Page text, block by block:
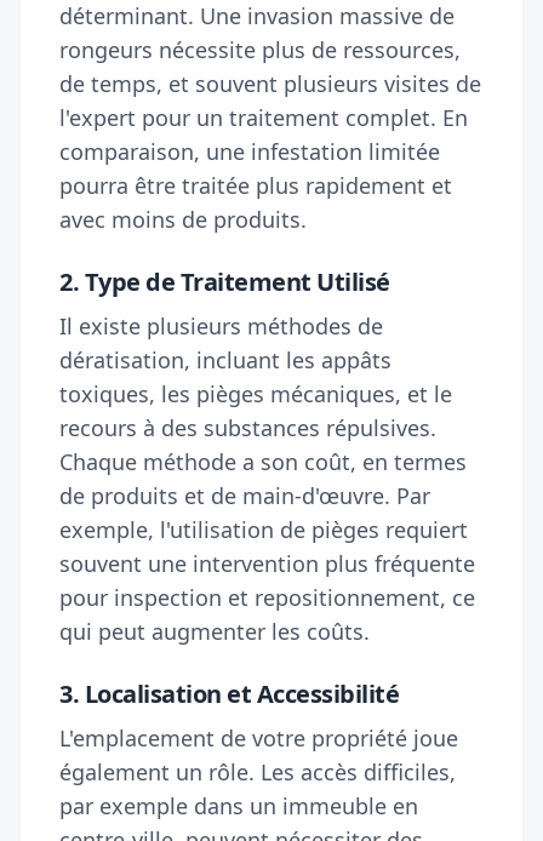
déterminant. Une invasion massive de
rongeurs nécessite plus de ressources,
de temps, et souvent plusieurs visites de
l'expert pour un traitement complet. En
comparaison, une infestation limitée
pourra être traitée plus rapidement et
avec moins de produits.
2. Type de Traitement Utilisé
Il existe plusieurs méthodes de
dératisation, incluant les appâts
toxiques, les pièges mécaniques, et le
recours à des substances répulsives.
Chaque méthode a son coût, en termes
de produits et de main-d'œuvre. Par
exemple, l'utilisation de pièges requiert
souvent une intervention plus fréquente
pour inspection et repositionnement, ce
qui peut augmenter les coûts.
3. Localisation et Accessibilité
L'emplacement de votre propriété joue
également un rôle. Les accès difficiles,
par exemple dans un immeuble en